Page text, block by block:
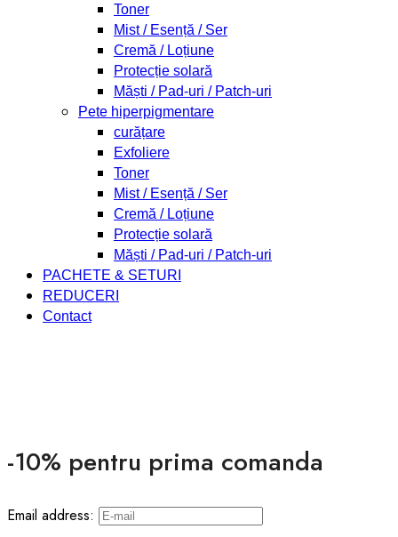
Toner
Mist / Esență / Ser
Cremă / Loțiune
Protecție solară
Măști / Pad-uri / Patch-uri
Pete hiperpigmentare
curățare
Exfoliere
Toner
Mist / Esență / Ser
Cremă / Loțiune
Protecție solară
Măști / Pad-uri / Patch-uri
PACHETE & SETURI
REDUCERI
Contact
-10% pentru prima comanda
Email address: